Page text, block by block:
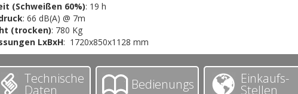
(Schweißen 60%): 19 h
: 66 dB(A) @ 7m
(trocken): 780 Kg
LxBxH: 1720x850x1128 mm
Technische
Daten Bedienungs Einkaufs-
Stellen